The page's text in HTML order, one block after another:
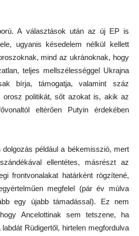
A választások után az új EP is
ugyanis késedelem nélkül kellett
mind az ukránoknak, hogy
teljes mellszélességgel Ukrajna
bírja, támogatja, valamint száz
politikát, sőt azokat is, akik az
eltérően Putyin érdekében
dolgozás például a békemisszió, mert
ellentétes, másrészt az
frontvonalakat határként rögzítené,
megfelel (pár év múlva
egy újabb támadással). Ez nem
Ancelottinak sem tetszene, ha
Rüdigertől, hirtelen megfordulva